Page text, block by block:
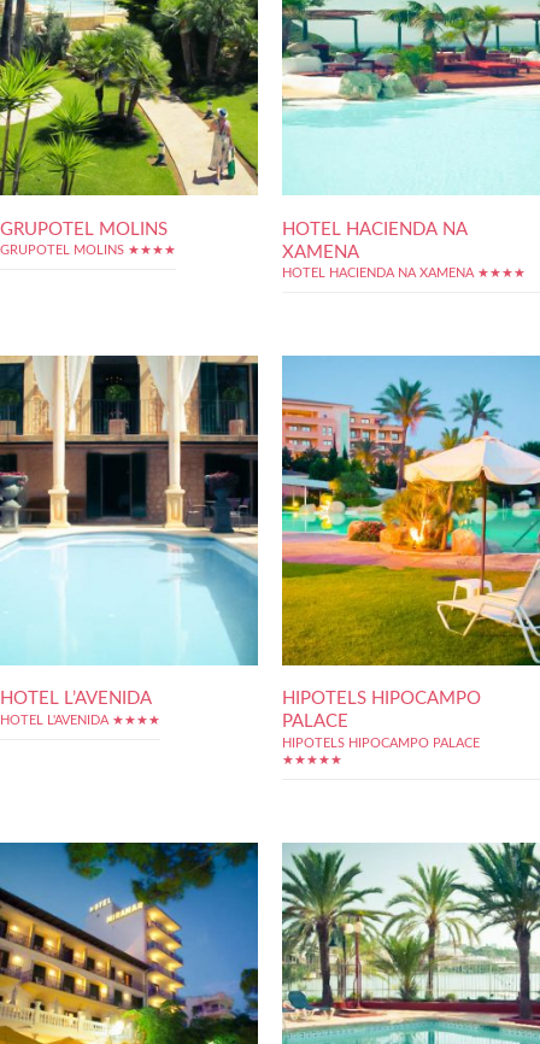
GRUPOTEL MOLINS
GRUPOTEL MOLINS ★★★★
HOTEL HACIENDA NA
XAMENA
HOTEL HACIENDA NA XAMENA ★★★★
HOTEL L’AVENIDA
HOTEL L'AVENIDA ★★★★
HIPOTELS HIPOCAMPO
PALACE
HIPOTELS HIPOCAMPO PALACE
★★★★★